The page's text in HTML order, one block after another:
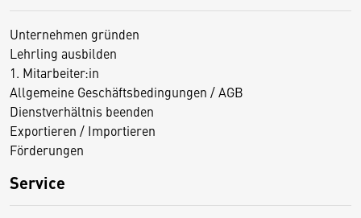
Unternehmen gründen
Lehrling ausbilden
1. Mitarbeiter:in
Allgemeine Geschäftsbedingungen / AGB
Dienstverhältnis beenden
Exportieren / Importieren
Förderungen
Service